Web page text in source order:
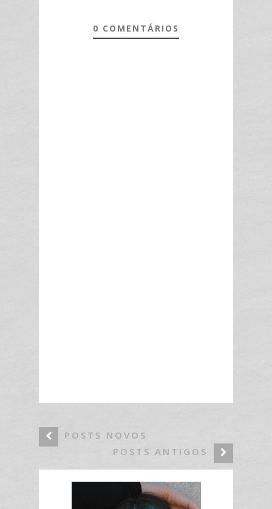
0 COMENTÁRIOS
POSTS NOVOS
POSTS ANTIGOS